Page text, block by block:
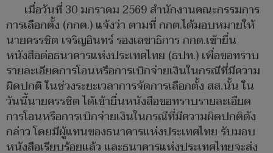
เมื่อวันที่ 30 มกราคม 2569 สำนักงานคณะกรรมการ
การเลือกตั้ง (กกต.) แจ้งว่า ตามที่ กกต.ได้มอบหมายให้
นายครรชิต เจริญอินทร์ รองเลขาธิการ กกต.เข้ายื่น
หนังสือต่อธนาคารแห่งประเทศไทย (ธปท.) เพื่อขอทราบ
รายละเอียดการโอนหรือการเบิกจ่ายเงินในกรณีที่มีความ
ผิดปกติ ในช่วงระยะเวลาการจัดการเลือกตั้ง สส.นั้น ใน
วันนี้นายครรชิต ได้เข้ายื่นหนังสือขอทราบรายละเอียด
การโอนหรือการเบิกจ่ายเงินในกรณีที่มีความผิดปกติดัง
กล่าว โดยมีผู้แทนของธนาคารแห่งประเทศไทย รับมอบ
หนังสือเรียบร้อยแล้ว และธนาคารแห่งประเทศไทยจะส่ง